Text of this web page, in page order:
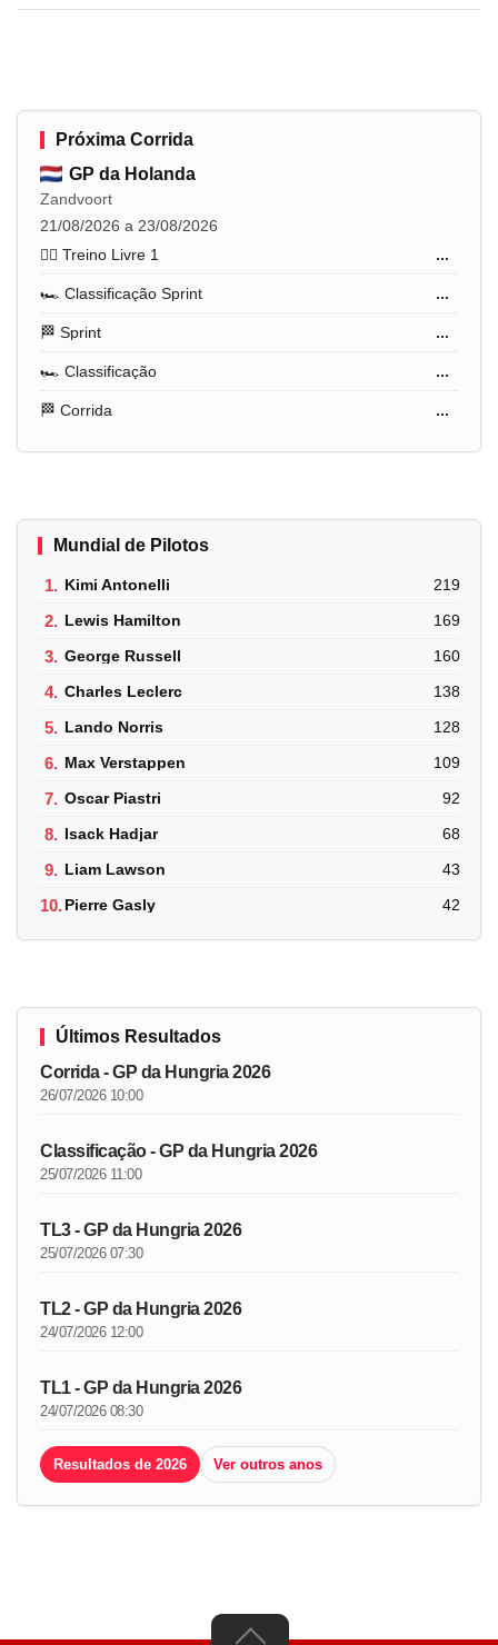
Próxima Corrida
GP da Holanda
Zandvoort
21/08/2026 a 23/08/2026
🏋️‍♂️ Treino Livre 1
...
🏎️ Classificação Sprint ...
🏁 Sprint ...
🏎️ Classificação ...
🏁 Corrida ...
Mundial de Pilotos
1. Kimi Antonelli 219
2. Lewis Hamilton 169
3. George Russell 160
4. Charles Leclerc 138
5. Lando Norris 128
6. Max Verstappen 109
7. Oscar Piastri 92
8. Isack Hadjar 68
9. Liam Lawson 43
10.Pierre Gasly 42
Últimos Resultados
Corrida - GP da Hungria 2026
26/07/2026 10:00
Classificação - GP da Hungria 2026
25/07/2026 11:00
TL3 - GP da Hungria 2026
25/07/2026 07:30
TL2 - GP da Hungria 2026
24/07/2026 12:00
TL1 - GP da Hungria 2026
24/07/2026 08:30
Resultados de 2026 Ver outros anos